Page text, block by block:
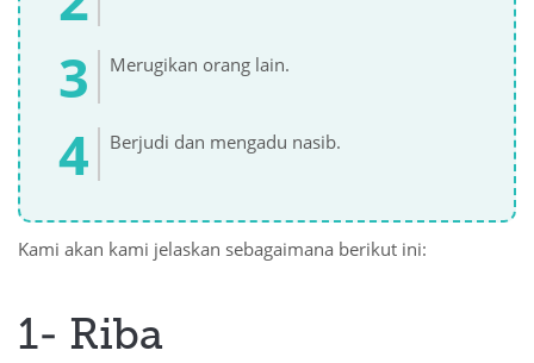
Русский
Somali
Türkçe
o'zbek
Yorùbá
Merugikan orang lain.
Berjudi dan mengadu nasib.
Kami akan kami jelaskan sebagaimana berikut ini:
1- Riba